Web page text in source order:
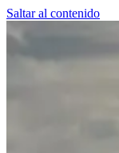
Saltar al contenido